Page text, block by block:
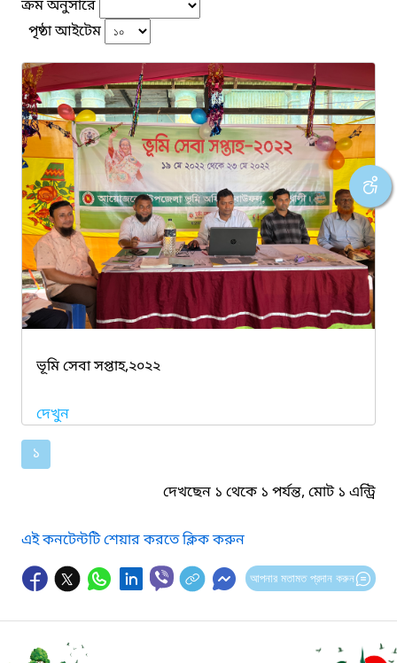
ক্রম অনুসারে
পৃষ্ঠা আইটেম
ভূমি সেবা সপ্তাহ,২০২২
দেখুন
১
দেখছেন ১ থেকে ১ পর্যন্ত, মোট ১ এন্ট্রি
এই কনটেন্টটি শেয়ার করতে ক্লিক করুন
আপনার মতামত প্রদান করুন